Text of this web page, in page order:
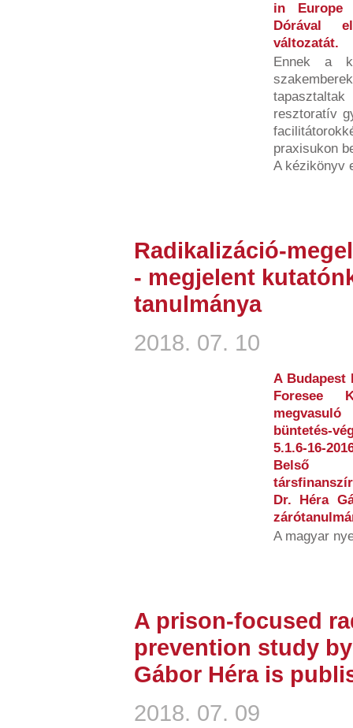
in Europe
Dórával
változatát.
Ennek a
resztoratív
praxisukon
A kézikönyv
Radikalizáció-
- megjelent
tanulmánya
2018. 07. 10
A Budapest
Foresee
büntetés-
5.1.6-16-
Belső
Dr. Héra
A magyar
A prison-focused
prevention study
Gábor Héra is
2018. 07. 09